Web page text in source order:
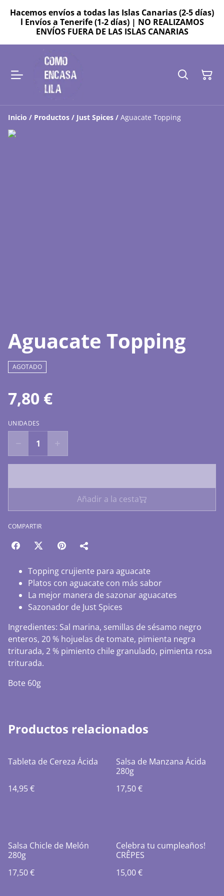
Hacemos envíos a todas las Islas Canarias (2-5 días)
l Envíos a Tenerife (1-2 días) | NO REALIZAMOS
ENVÍOS FUERA DE LAS ISLAS CANARIAS
Inicio / Productos / Just Spices / Aguacate Topping
Aguacate Topping
AGOTADO
7,80 €
UNIDADES
Añadir a la cesta
COMPARTIR
Topping crujiente para aguacate
Platos con aguacate con más sabor
La mejor manera de sazonar aguacates
Sazonador de Just Spices
Ingredientes: Sal marina, semillas de sésamo negro
enteros, 20 % hojuelas de tomate, pimienta negra
triturada, 2 % pimiento chile granulado, pimienta rosa
triturada.
Bote 60g
Productos relacionados
Tableta de Cereza Ácida
14,95 €
Salsa de Manzana Ácida
280g
17,50 €
Salsa Chicle de Melón
280g
17,50 €
Celebra tu cumpleaños!
CRÊPES
15,00 €